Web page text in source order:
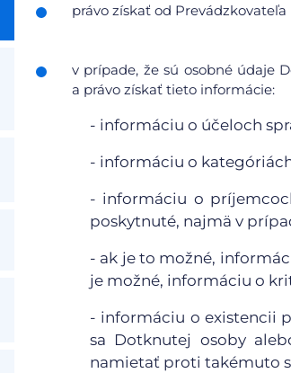
právo získať od
v prípade, že sú osobné údaje
a právo získať tieto informácie:
- informáciu o účeloch
- informáciu o
- informáciu o
poskytnuté, najmä v
- ak je to možné,
je možné, informáciu o
- informáciu o existencii
sa Dotknutej osoby
namietať proti takémuto